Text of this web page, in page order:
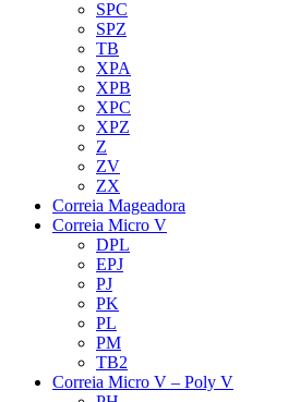
SPC
SPZ
TB
XPA
XPB
XPC
XPZ
Z
ZV
ZX
Correia Mageadora
Correia Micro V
DPL
EPJ
PJ
PK
PL
PM
TB2
Correia Micro V – Poly V